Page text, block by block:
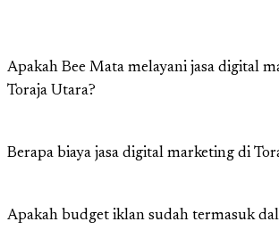
Apakah Bee Mata melayani jasa digital
Toraja Utara?
Berapa biaya jasa digital marketing di
Apakah budget iklan sudah termasuk